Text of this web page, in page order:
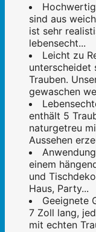
sind aus
ist sehr
lebensecht...
Leicht zu
unterscheidet
Trauben.
gewaschen
enthält 5
naturgetreu
Aussehen
einem
und
Haus, Party...
Geeignete
7 Zoll lang,
mit echten